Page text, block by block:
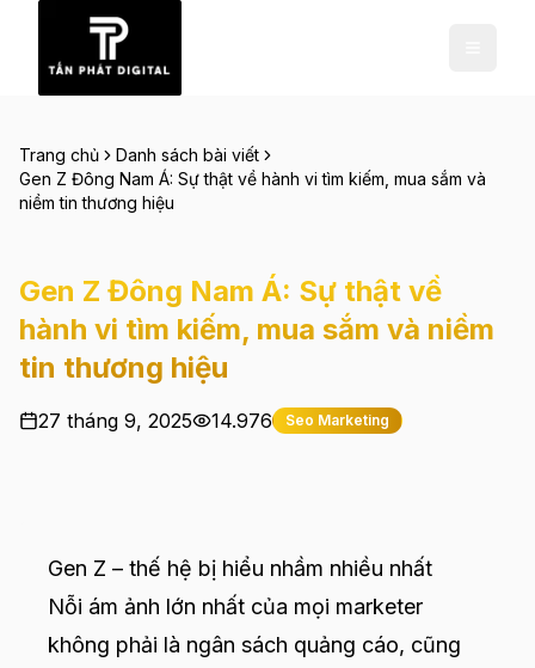
Trang chủ
Danh sách bài viết
Gen Z Đông Nam Á: Sự thật về hành vi tìm kiếm, mua sắm và
niềm tin thương hiệu
Gen Z Đông Nam Á: Sự thật về
hành vi tìm kiếm, mua sắm và niềm
tin thương hiệu
27 tháng 9, 2025 14.976 Seo Marketing
Gen Z – thế hệ bị hiểu nhầm nhiều nhất
Nỗi ám ảnh lớn nhất của mọi marketer
không phải là ngân sách quảng cáo, cũng